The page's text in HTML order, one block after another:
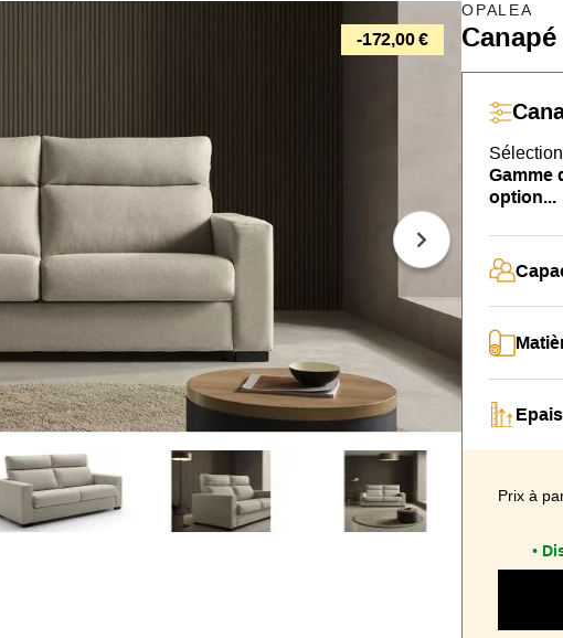
-172,00 €
OPALEA
Gamme
option...
Prix à
•